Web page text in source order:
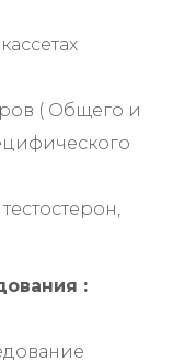
( Общего и
: